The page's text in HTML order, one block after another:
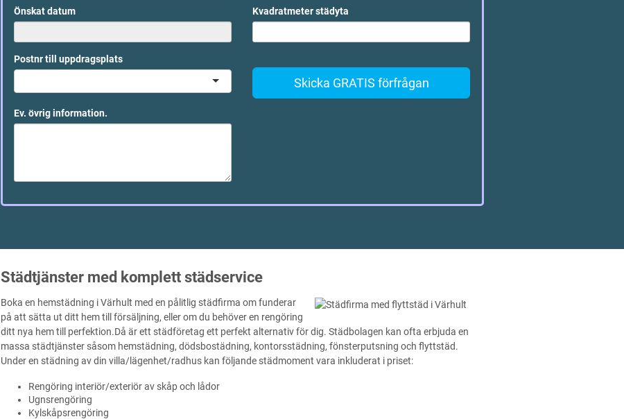
Önskat datum
Postnr till uppdragsplats
Ev. övrig information.
Kvadratmeter städyta
Skicka GRATIS förfrågan
Städtjänster med komplett städservice
Boka en hemstädning i Värhult med en pålitlig städfirma om funderar
på att sätta ut ditt hem till försäljning, eller om du behöver en rengöring
ditt nya hem till perfektion.Då är ett städföretag ett perfekt alternativ för dig. Städbolagen kan ofta erbjuda en
massa städtjänster såsom hemstädning, dödsbostädning, kontorsstädning, fönsterputsning och flyttstäd.
Under en städning av din villa/lägenhet/radhus kan följande städmoment vara inkluderat i priset:
Rengöring interiör/exteriör av skåp och lådor
Ugnsrengöring
Kylskåpsrengöring